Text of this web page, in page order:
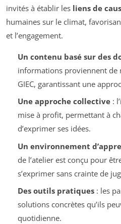
invités à établir les liens de
humaines sur le climat,
et l’engagement.
Un contenu basé sur des
informations proviennent de
GIEC, garantissant une
Une approche collective:
mise à profit, permettant à
d’exprimer ses idées.
Un environnement
de l’atelier est conçu pour
s’exprimer sans crainte de
Des outils pratiques: les
solutions concrètes qu’ils
quotidienne.